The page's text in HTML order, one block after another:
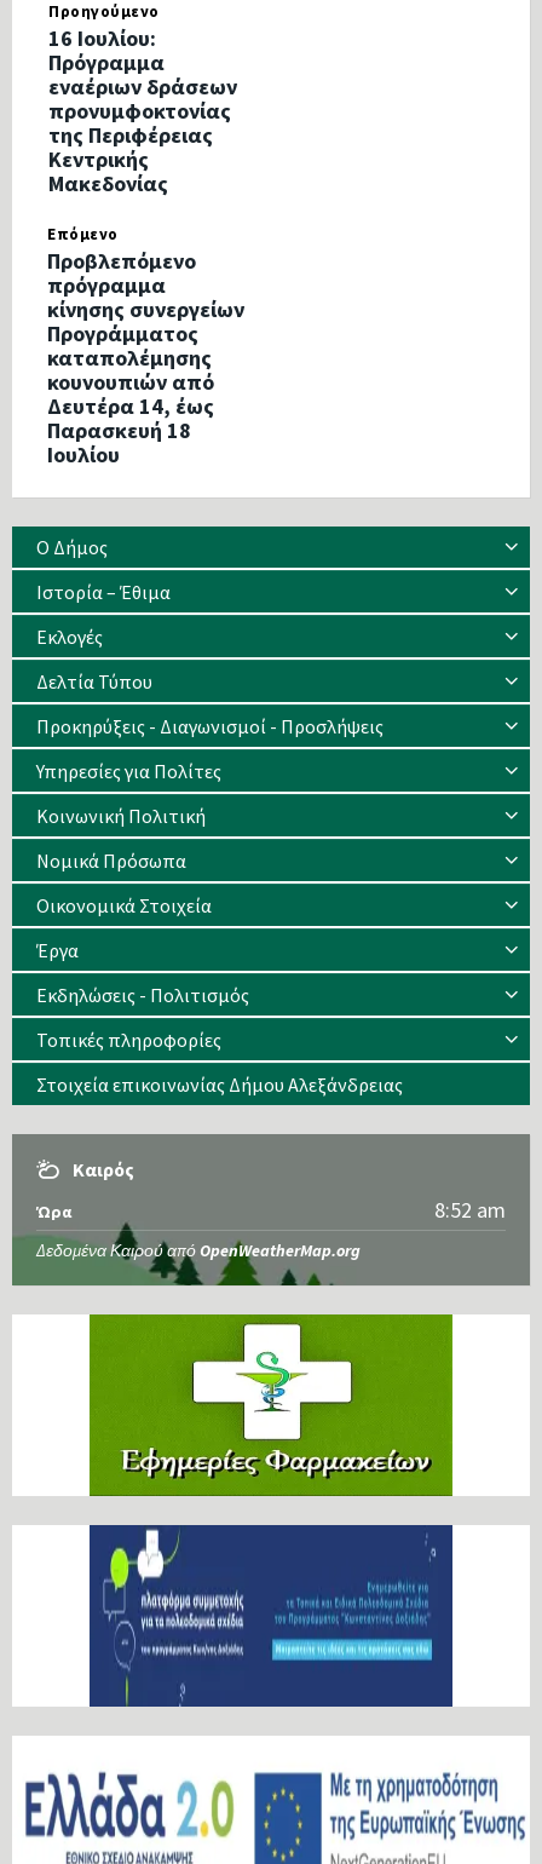
Προηγούμενο
16 Ιουλίου:
Πρόγραμμα
εναέριων δράσεων
προνυμφοκτονίας
της Περιφέρειας
Κεντρικής
Μακεδονίας
Επόμενο
Προβλεπόμενο
πρόγραμμα
κίνησης συνεργείων
Προγράμματος
καταπολέμησης
κουνουπιών από
Δευτέρα 14, έως
Παρασκευή 18
Ιουλίου
Ο Δήμος
Ιστορία – Έθιμα
Eκλογές
Δελτία Τύπου
Προκηρύξεις - Διαγωνισμοί - Προσλήψεις
Υπηρεσίες για Πολίτες
Κοινωνική Πολιτική
Νομικά Πρόσωπα
Οικονομικά Στοιχεία
Έργα
Εκδηλώσεις - Πολιτισμός
Τοπικές πληροφορίες
Στοιχεία επικοινωνίας Δήμου Αλεξάνδρειας
Καιρός
Ώρα 8:52 am
Δεδομένα Καιρού από OpenWeatherMap.org